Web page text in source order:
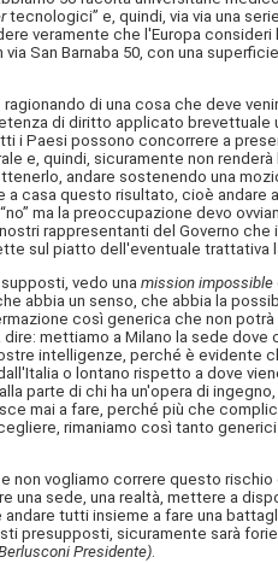
tecnologici” e, quindi, via via una
veramente che l'Europa
via San Barnaba 50, con una
ragionando di una cosa che deve
di diritto applicato
i Paesi possono concorrere a
e, quindi, sicuramente non
andare sostenendo una
casa questo risultato, cioè andare
ma la preoccupazione devo
rappresentanti del Governo
sul piatto dell'eventuale trattativa
vedo unamission impossible
abbia un senso, che abbia la
così generica che non
dire: mettiamo a Milano la sede
intelligenze, perché è evidente
o lontano rispetto a dove
parte di chi ha un'opera di
mai a fare, perché più che
rimaniamo così tanto
non vogliamo correre questo
una sede, una realtà, mettere a
andare tutti insieme a fare una
presupposti, sicuramente sarà
Presidente).